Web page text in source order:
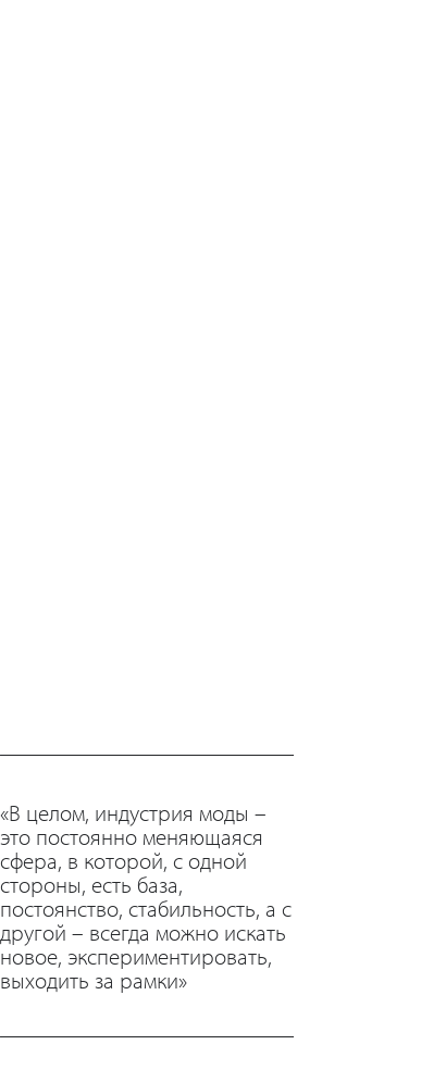
«В целом, индустрия моды –
это постоянно меняющаяся
сфера, в которой, c одной
стороны, есть база,
постоянство, стабильность, а с
другой – всегда можно искать
новое, экспериментировать,
выходить за рамки»